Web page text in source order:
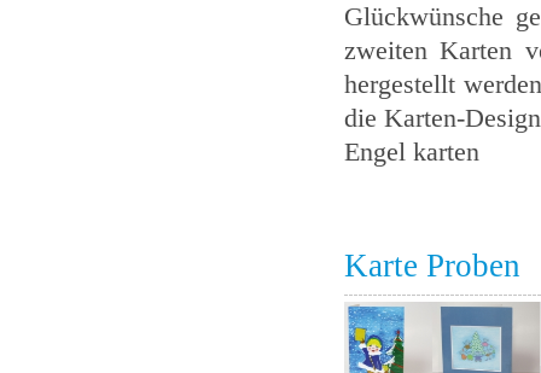
Glückwünsche
zweiten Karten
hergestellt
die Karten-
Engel karten
Karte Proben